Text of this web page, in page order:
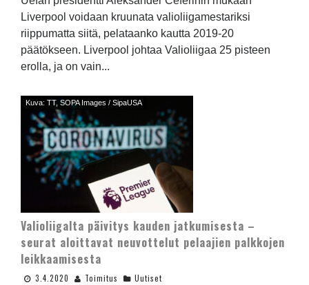
Liverpool voidaan kruunata valioliigamestariksi
riippumatta siitä, pelataanko kautta 2019-20
päätökseen. Liverpool johtaa Valioliigaa 25 pisteen
erolla, ja on vain...
Kuva: TT, SOPA Images / SipaUSA
Valioliigalta päivitys kauden jatkumisesta –
seurat aloittavat neuvottelut pelaajien palkkojen
leikkaamisesta
3.4.2020 Toimitus Uutiset